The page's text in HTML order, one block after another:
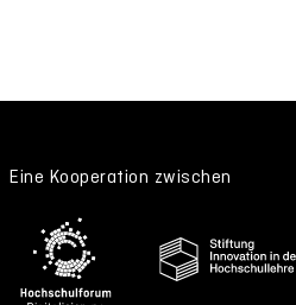
Eine Kooperation zwischen